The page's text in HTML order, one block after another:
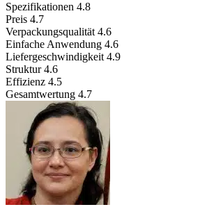
Spezifikationen 4.8
Preis 4.7
Verpackungsqualität 4.6
Einfache Anwendung 4.6
Liefergeschwindigkeit 4.9
Struktur 4.6
Effizienz 4.5
Gesamtwertung 4.7